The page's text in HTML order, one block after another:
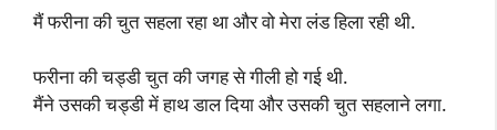
मैं फरीना की चुत सहला रहा था और वो मेरा लंड हिला रही थी.
फरीना की चड्डी चुत की जगह से गीली हो गई थी.
मैंने उसकी चड्डी में हाथ डाल दिया और उसकी चुत सहलाने लगा.